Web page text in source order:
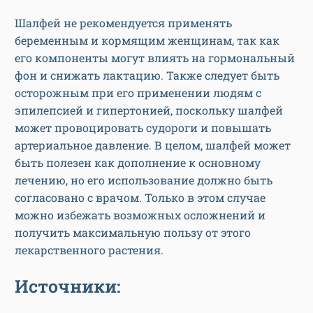
Шалфей не рекомендуется применять
беременным и кормящим женщинам, так как
его компоненты могут влиять на гормональный
фон и снижать лактацию. Также следует быть
осторожным при его применении людям с
эпилепсией и гипертонией, поскольку шалфей
может провоцировать судороги и повышать
артериальное давление. В целом, шалфей может
быть полезен как дополнение к основному
лечению, но его использование должно быть
согласовано с врачом. Только в этом случае
можно избежать возможных осложнений и
получить максимальную пользу от этого
лекарственного растения.
Источники: